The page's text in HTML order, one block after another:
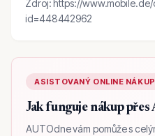
Zdroj: https://
id=448442962
ASISTOVANÝ ONLINE NÁKUP
Jak funguje nákup
AUTOdne vám pomůže s